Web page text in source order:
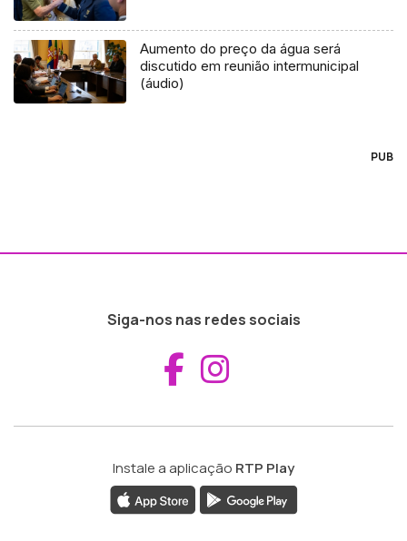
Aumento do preço da água será
discutido em reunião intermunicipal
(áudio)
PUB
Siga-nos nas redes sociais
Aceder ao
Instale a aplicação RTP Play